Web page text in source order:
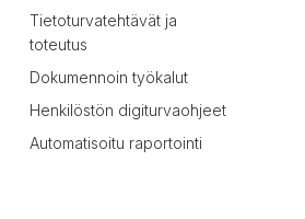
Tietoturvatehtävät ja
toteutus
Dokumennoin työkalut
Henkilöstön digiturvaohjeet
Automatisoitu raportointi